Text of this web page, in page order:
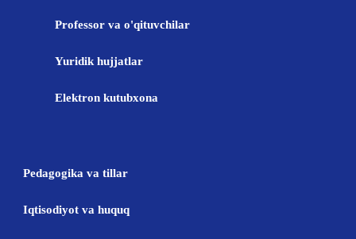
Professor va o'qituvchilar
Yuridik hujjatlar
Elektron kutubxona
Pedagogika va tillar
Iqtisodiyot va huquq